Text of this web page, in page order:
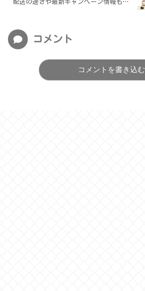
配送の速さや最新キャンペーン情報も紹
コメント
コメントを書き込む